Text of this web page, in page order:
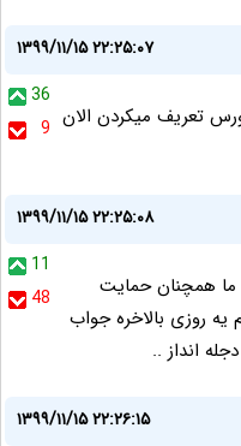
۱۳۹۹/۱۱/۱۵ ۲۲:۲۵:۰۷
36
9 تعریف میکردن الان
۱۳۹۹/۱۱/۱۵ ۲۲:۲۵:۰۸
11
48
همچنان حمایت
یه روزی بالاخره جواب
انداز ..
۱۳۹۹/۱۱/۱۵ ۲۲:۲۶:۱۵